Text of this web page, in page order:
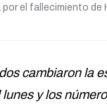
el fallecimiento
cambiaron la
y los